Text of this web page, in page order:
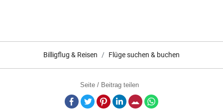
Billigflug & Reisen Flüge suchen & buchen
Seite / Beitrag teilen
Facebook
TwitterPinterestLinkedInE-Mail